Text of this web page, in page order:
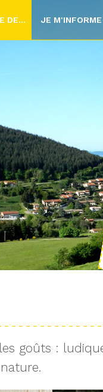
DE... JE M'INFORME
goûts :